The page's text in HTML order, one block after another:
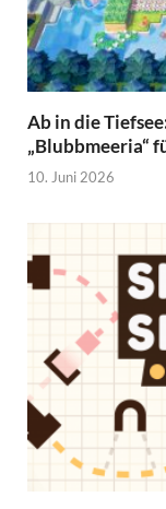
Ab in die
„Blubbmeeria“
10. Juni 2026